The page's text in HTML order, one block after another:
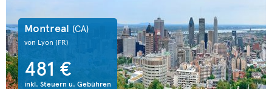
Montreal (CA)
von Lyon (FR)
481 €
inkl. Steuern u. Gebühren